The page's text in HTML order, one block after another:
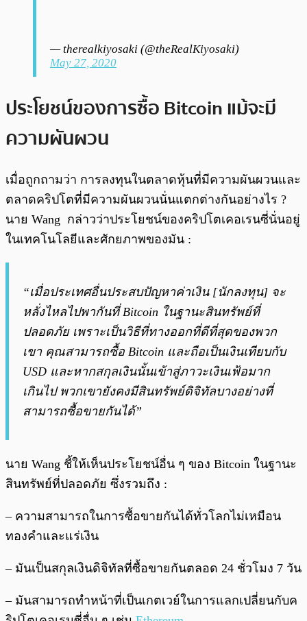
— therealkiyosaki (@theRealKiyosaki)
May 27, 2020
ประโยชน์ของการซื้อ Bitcoin แม้จะมี
ความผันผวน
เมื่อถูกถามว่า การลงทุนในตลาดหุ้นที่มีความผันผวนและ
ตลาดคริปโตที่มีความผันผวนนั่นแตกต่างกันอย่างไร ?
นาย Wang กล่าวว่าประโยชน์ของคริปโตเคอเรนซี่นั่นอยู่
ในเทคโนโลยีและศักยภาพของมัน :
“เมื่อประเทศอื่นประสบปัญหาค่าเงิน [นักลงทุน] จะ
หลั่งไหลไปพากันที่ Bitcoin ในฐานะสินทรัพย์ที่
ปลอดภัย เพราะเป็นวิธีที่ทางออกที่ดีที่สุดของพวก
เขา คุณสามารถซื้อ Bitcoin และถือเป็นเงินเทียบกับ
USD และหากสกุลเงินนั้นเข้าสู่ภาวะเงินเฟ้อมาก
เกินไป พวกเขายังคงมีสินทรัพย์ดิจิทัลบางอย่างที่
สามารถซื้อขายกันได้”
นาย Wang ชี้ให้เห็นประโยชน์อื่น ๆ ของ Bitcoin ในฐานะ
สินทรัพย์ที่ปลอดภัย ซึ่งรวมถึง :
– ความสามารถในการซื้อขายกันได้ทั่วโลกไม่เหมือน
ทองคำและแร่เงิน
– มันเป็นสกุลเงินดิจิทัลที่ซื้อขายกันตลอด 24 ชั่วโมง 7 วัน
– มันสามารถทำหน้าที่เป็นเกตเวย์ในการแลกเปลี่ยนกับค